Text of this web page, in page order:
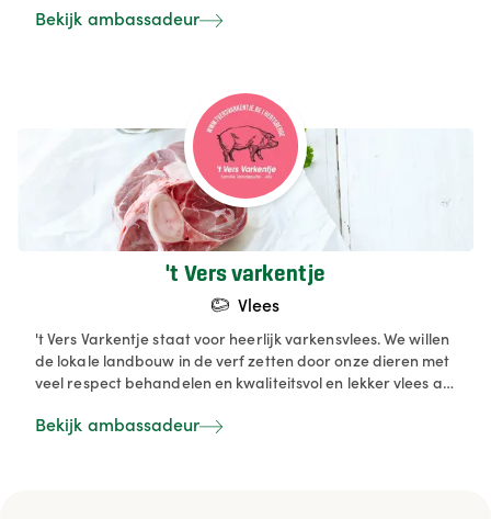
biologische normen. We verkopen vooral thuis (korte keten)
Bekijk ambassadeur
't Vers varkentje
Vlees
't Vers Varkentje staat voor heerlijk varkensvlees. We willen
de lokale landbouw in de verf zetten door onze dieren met
veel respect behandelen en kwaliteitsvol en lekker vlees af
van de consument. Wij omringen onze dieren met de beste
Bekijk ambassadeur